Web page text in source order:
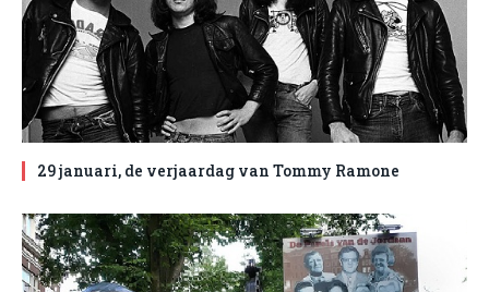
29 januari, de verjaardag van Tommy Ramone